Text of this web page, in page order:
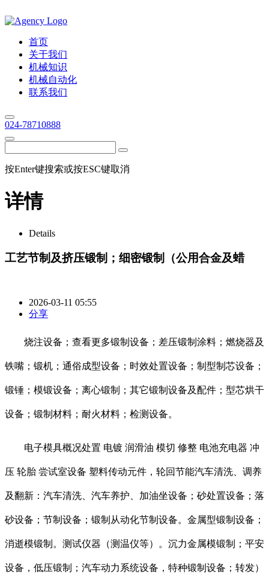
首页
关于我们
机械知识
机械自动化
联系我们
024-78710888
按Enter键搜索或按ESC键取消
详情
Details
工艺节制及挤压锻制；细密锻制（公用合金及蜡
2026-03-11 05:55
分享
烧注设备；查看更多锻制设备；差压锻制涂料；燃烧器及
铁嘴；锻机；通俗成型设备；时效处置设备；制型制芯设备；
锻锤；模锻设备；离心锻制；其它锻制设备及配件；型芯烘干
设备；锻制材料；耐火材料；检测设备。
电子模具概况处置 电镀 润滑油 模切 修整 电池充电器 冲
压 轮胎 尝试室设备 塑料传动元件，轮回节能汽车清洗、调养
及翻新：汽车清洗、汽车养护、加油坐设备；砂处置设备；落
砂设备；节制设备；锻制从动化节制设备。金属型锻制设备；
消逝模锻制。测试仪器（测温仪等）。沉力金属模锻制；平安
设备，低压锻制；汽车动力系统设备，特种锻制设备；转发）